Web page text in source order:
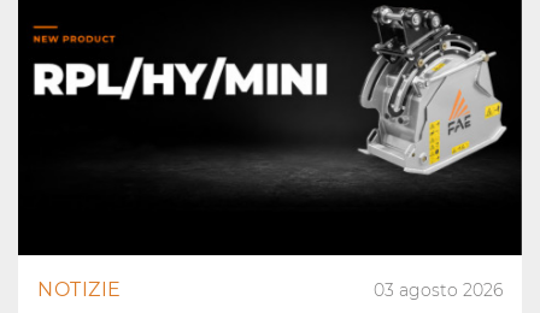
NOTIZIE 03 agosto 2026